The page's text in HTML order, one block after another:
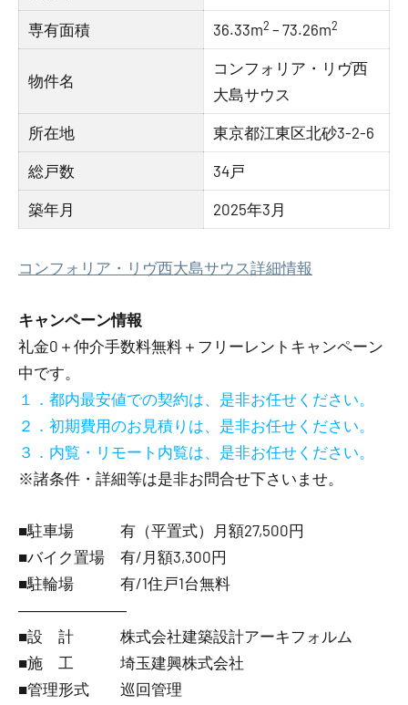
専有面積 36.33m2 – 73.26m2
物件名
コンフォリア・リヴ西
大島サウス
所在地 東京都江東区北砂3-2-6
総戸数 34戸
築年月 2025年3月
コンフォリア・リヴ西大島サウス詳細情報
キャンペーン情報
礼金0 ＋ 仲介手数料無料 ＋ フリーレント キャンペーン
中です。
１．都内最安値での契約は、是非お任せください。
２．初期費用のお見積りは、是非お任せください。
３．内覧・リモート内覧は、是非お任せください。
※諸条件・詳細等は是非お問合せ下さいませ。
■駐車場 有（平置式）月額27,500円
■バイク置場 有/月額3,300円
■駐輪場 有/1住戸1台無料
―――――――
■設 計 株式会社建築設計アーキフォルム
■施 工 埼玉建興株式会社
■管理形式 巡回管理